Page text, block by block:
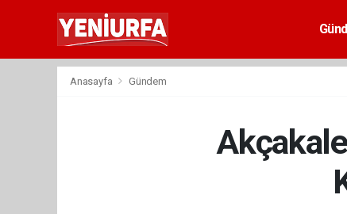
Anasayfa Gündem